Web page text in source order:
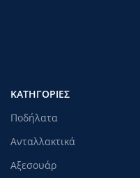
ΚΑΤΗΓΟΡΊΕΣ
Ποδήλατα
Ανταλλακτικά
Αξεσουάρ